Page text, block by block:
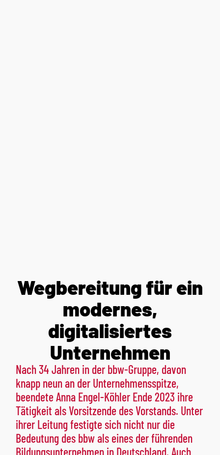
Wegbereitung für ein
modernes,
digitalisiertes
Unternehmen
Nach 34 Jahren in der bbw-Gruppe, davon
knapp neun an der Unternehmensspitze,
beendete Anna Engel-Köhler Ende 2023 ihre
Tätigkeit als Vorsitzende des Vorstands. Unter
ihrer Leitung festigte sich nicht nur die
Bedeutung des bbw als eines der führenden
Bildungsunternehmen in Deutschland. Auch